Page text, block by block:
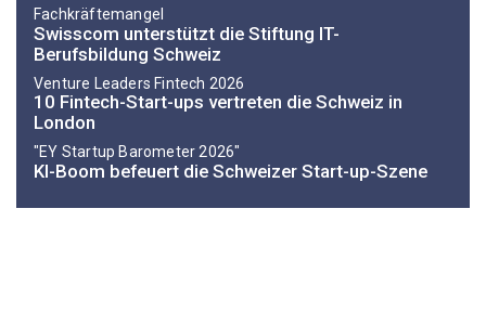
Fachkräftemangel
Swisscom unterstützt die Stiftung IT-
Berufsbildung Schweiz
Venture Leaders Fintech 2026
10 Fintech-Start-ups vertreten die Schweiz in
London
"EY Startup Barometer 2026"
KI-Boom befeuert die Schweizer Start-up-Szene